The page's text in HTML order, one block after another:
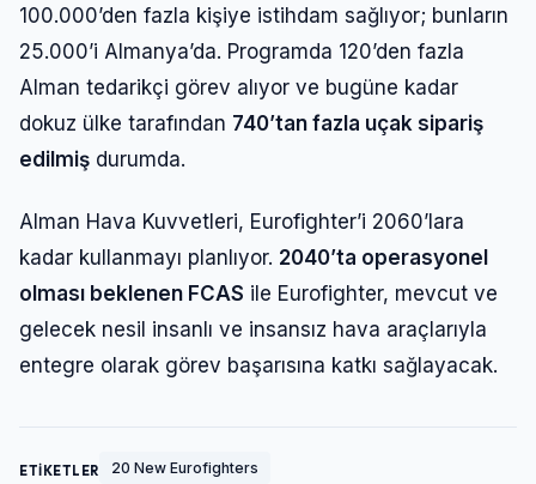
100.000’den fazla kişiye istihdam sağlıyor; bunların
25.000’i Almanya’da. Programda 120’den fazla
Alman tedarikçi görev alıyor ve bugüne kadar
dokuz ülke tarafından 740’tan fazla uçak sipariş
edilmiş durumda.
Alman Hava Kuvvetleri, Eurofighter’i 2060’lara
kadar kullanmayı planlıyor. 2040’ta operasyonel
olması beklenen FCAS ile Eurofighter, mevcut ve
gelecek nesil insanlı ve insansız hava araçlarıyla
entegre olarak görev başarısına katkı sağlayacak.
ETİKETLER 20 New Eurofighters